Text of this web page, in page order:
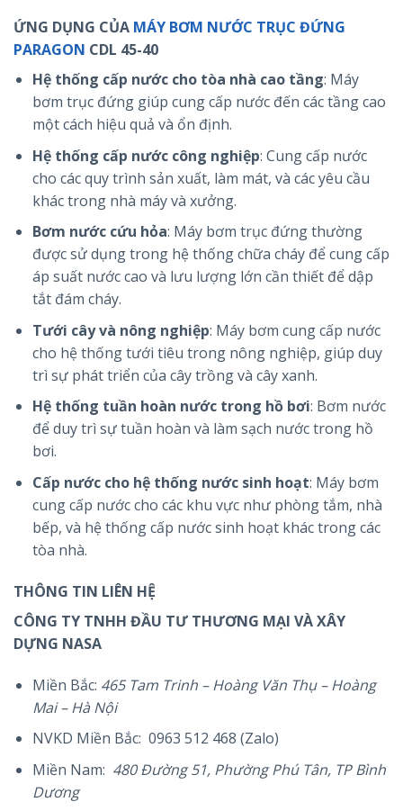
ỨNG DỤNG CỦA MÁY BƠM NƯỚC TRỤC ĐỨNG
PARAGON CDL 45-40
Hệ thống cấp nước cho tòa nhà cao tầng: Máy
bơm trục đứng giúp cung cấp nước đến các tầng cao
một cách hiệu quả và ổn định.
Hệ thống cấp nước công nghiệp: Cung cấp nước
cho các quy trình sản xuất, làm mát, và các yêu cầu
khác trong nhà máy và xưởng.
Bơm nước cứu hỏa: Máy bơm trục đứng thường
được sử dụng trong hệ thống chữa cháy để cung cấp
áp suất nước cao và lưu lượng lớn cần thiết để dập
tắt đám cháy.
Tưới cây và nông nghiệp: Máy bơm cung cấp nước
cho hệ thống tưới tiêu trong nông nghiệp, giúp duy
trì sự phát triển của cây trồng và cây xanh.
Hệ thống tuần hoàn nước trong hồ bơi: Bơm nước
để duy trì sự tuần hoàn và làm sạch nước trong hồ
bơi.
Cấp nước cho hệ thống nước sinh hoạt: Máy bơm
cung cấp nước cho các khu vực như phòng tắm, nhà
bếp, và hệ thống cấp nước sinh hoạt khác trong các
tòa nhà.
THÔNG TIN LIÊN HỆ
CÔNG TY TNHH ĐẦU TƯ THƯƠNG MẠI VÀ XÂY
DỰNG NASA
Miền Bắc: 465 Tam Trinh – Hoàng Văn Thụ – Hoàng
Mai – Hà Nội
NVKD Miền Bắc: 0963 512 468 (Zalo)
Miền Nam: 480 Đường 51, Phường Phú Tân, TP Bình
Dương